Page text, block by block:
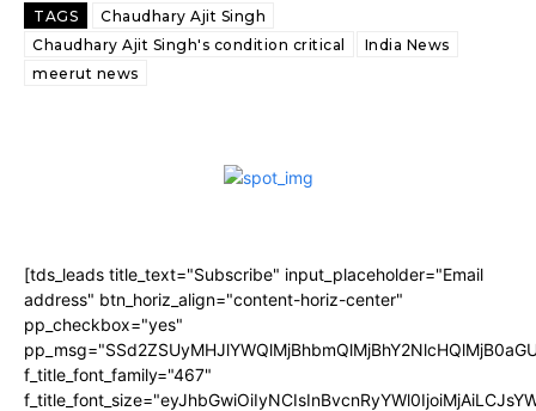
TAGS
Chaudhary Ajit Singh
Chaudhary Ajit Singh's condition critical
India News
meerut news
[tds_leads title_text="Subscribe" input_placeholder="Email
address" btn_horiz_align="content-horiz-center"
pp_checkbox="yes"
f_title_font_family="467"